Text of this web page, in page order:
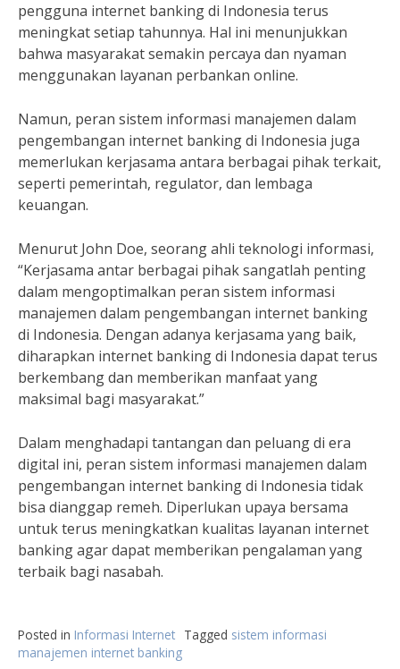
pengguna internet banking di Indonesia terus
meningkat setiap tahunnya. Hal ini menunjukkan
bahwa masyarakat semakin percaya dan nyaman
menggunakan layanan perbankan online.
Namun, peran sistem informasi manajemen dalam
pengembangan internet banking di Indonesia juga
memerlukan kerjasama antara berbagai pihak terkait,
seperti pemerintah, regulator, dan lembaga
keuangan.
Menurut John Doe, seorang ahli teknologi informasi,
“Kerjasama antar berbagai pihak sangatlah penting
dalam mengoptimalkan peran sistem informasi
manajemen dalam pengembangan internet banking
di Indonesia. Dengan adanya kerjasama yang baik,
diharapkan internet banking di Indonesia dapat terus
berkembang dan memberikan manfaat yang
maksimal bagi masyarakat.”
Dalam menghadapi tantangan dan peluang di era
digital ini, peran sistem informasi manajemen dalam
pengembangan internet banking di Indonesia tidak
bisa dianggap remeh. Diperlukan upaya bersama
untuk terus meningkatkan kualitas layanan internet
banking agar dapat memberikan pengalaman yang
terbaik bagi nasabah.
Posted in Informasi Internet Tagged sistem informasi
manajemen internet banking